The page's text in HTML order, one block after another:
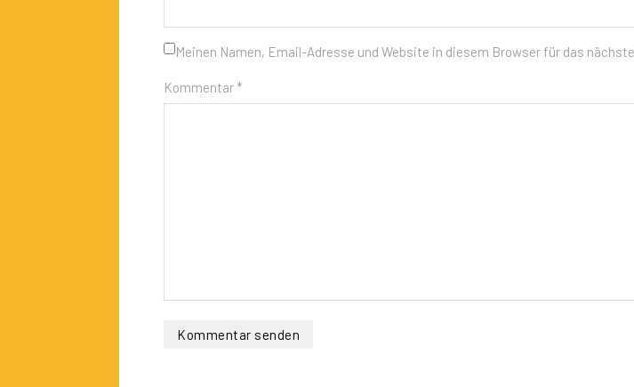
Meinen Namen, Email-Adresse und Website in diesem Browser für das
Kommentar *